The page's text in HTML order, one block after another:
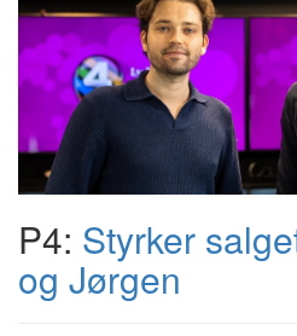
P4: Styrker
og Jørgen